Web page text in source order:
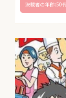
決裁者の年齢:50